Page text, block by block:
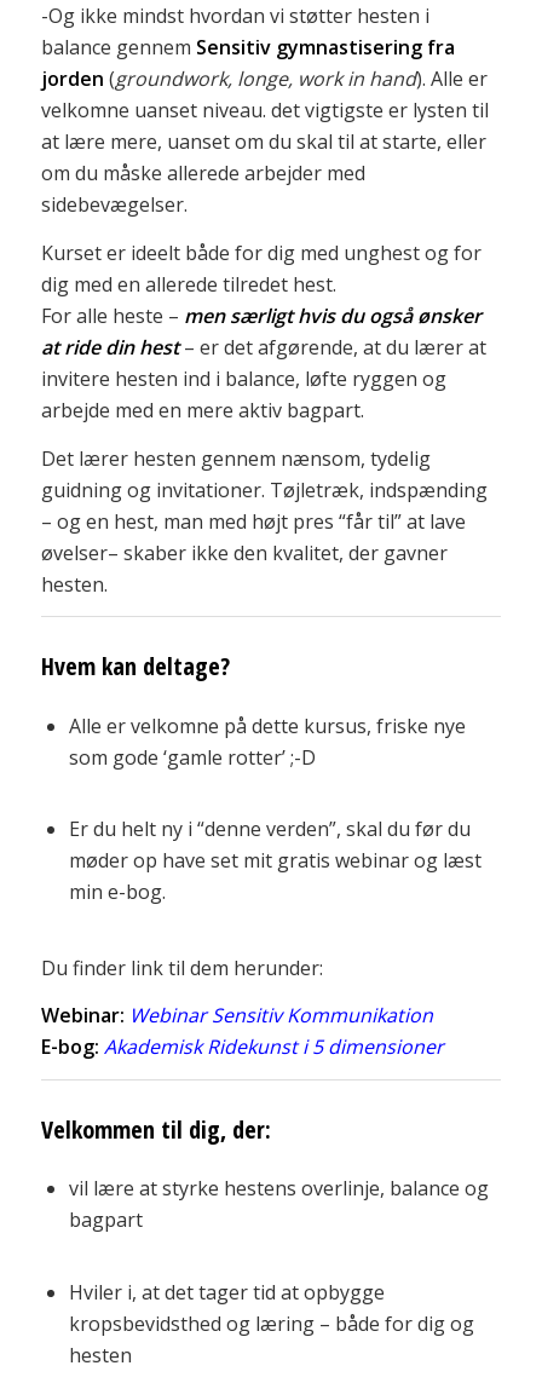
-Og ikke mindst hvordan vi støtter hesten i
balance gennem Sensitiv gymnastisering fra
jorden (groundwork, longe, work in hand). Alle er
velkomne uanset niveau. det vigtigste er lysten til
at lære mere, uanset om du skal til at starte, eller
om du måske allerede arbejder med
sidebevægelser.
Kurset er ideelt både for dig med unghest og for
dig med en allerede tilredet hest.
For alle heste – men særligt hvis du også ønsker
at ride din hest– er det afgørende, at du lærer at
invitere hesten ind i balance, løfte ryggen og
arbejde med en mere aktiv bagpart.
Det lærer hesten gennem nænsom, tydelig
guidning og invitationer. Tøjletræk, indspænding
– og en hest, man med højt pres “får til” at lave
øvelser– skaber ikke den kvalitet, der gavner
hesten.
Hvem kan deltage?
Alle er velkomne på dette kursus, friske nye
som gode ‘gamle rotter’ ;-D
Er du helt ny i “denne verden”, skal du før du
møder op have set mit gratis webinar og læst
min e-bog.
Du finder link til dem herunder:
Webinar: Webinar Sensitiv Kommunikation
E-bog: Akademisk Ridekunst i 5 dimensioner
Velkommen til dig, der:
vil lære at styrke hestens overlinje, balance og
bagpart
Hviler i, at det tager tid at opbygge
kropsbevidsthed og læring – både for dig og
hesten